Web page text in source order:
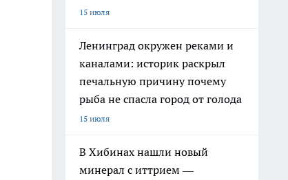
15 июля
Ленинград окружен реками и
каналами: историк раскрыл
печальную причину почему
рыба не спасла город от голода
15 июля
В Хибинах нашли новый
минерал с иттрием —